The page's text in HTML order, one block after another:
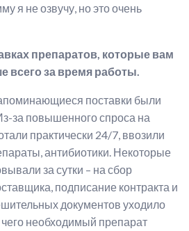
я не озвучу, но это очень
препаратов, которые вам
всего за время работы.
поставки были
за повышенного спроса на
практически 24/7, ввозили
антибиотики. Некоторые
за сутки – на сбор
подписание контракта и
документов уходило
необходимый препарат